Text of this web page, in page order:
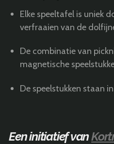
Elke speeltafel is uniek
verfraaien van de
De combinatie van
magnetische
De speelstukken staan
Een initiatief van